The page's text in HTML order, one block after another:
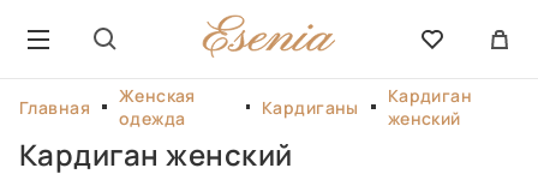
Главная
Женская
одежда
Кардиганы
Кардиган
женский
Кардиган женский